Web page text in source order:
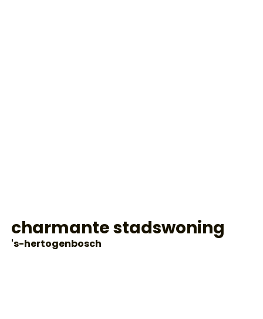
charmante stadswoning
's-hertogenbosch